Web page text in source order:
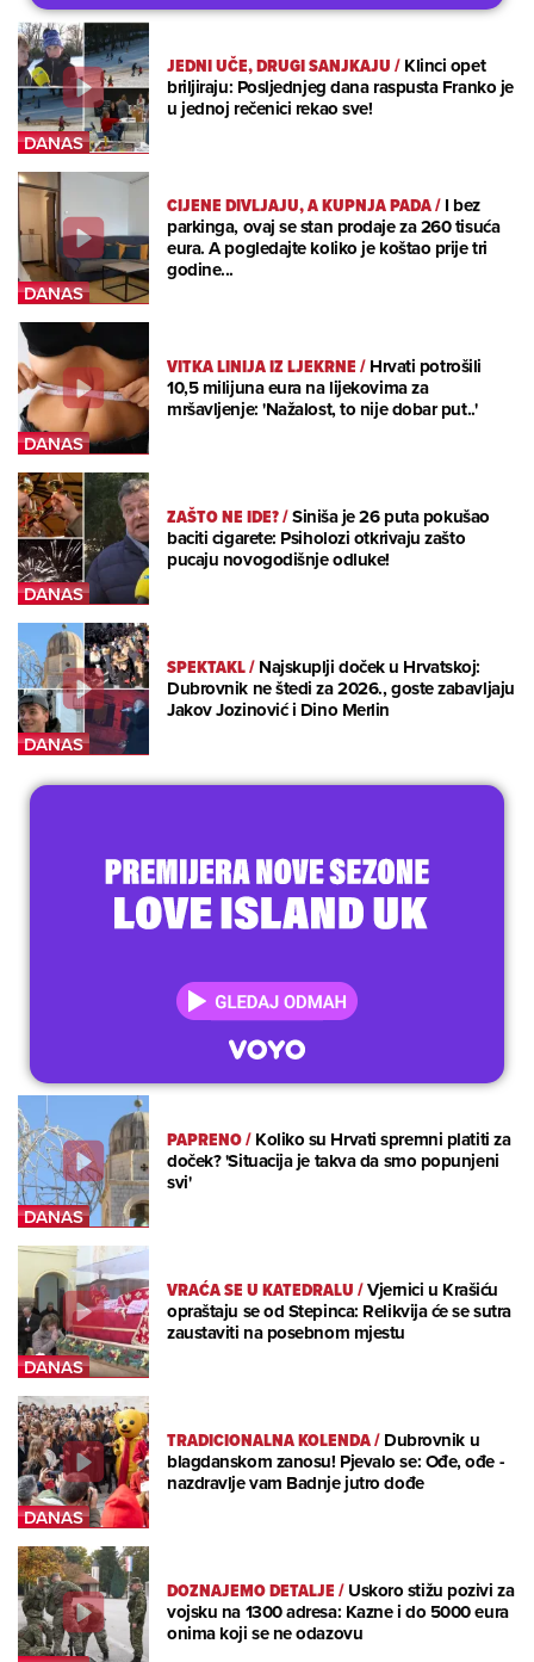
JEDNI UČE, DRUGI SANJKAJU/Klinci opet
briljiraju: Posljednjeg dana raspusta Franko je
u jednoj rečenici rekao sve!
CIJENE DIVLJAJU, A KUPNJA PADA/I bez
parkinga, ovaj se stan prodaje za 260 tisuća
eura. A pogledajte koliko je koštao prije tri
godine...
VITKA LINIJA IZ LJEKRNE/Hrvati potrošili
10,5 milijuna eura na lijekovima za
mršavljenje: 'Nažalost, to nije dobar put..'
ZAŠTO NE IDE?/Siniša je 26 puta pokušao
baciti cigarete: Psiholozi otkrivaju zašto
pucaju novogodišnje odluke!
SPEKTAKL/Najskuplji doček u Hrvatskoj:
Dubrovnik ne štedi za 2026., goste zabavljaju
Jakov Jozinović i Dino Merlin
PAPRENO/Koliko su Hrvati spremni platiti za
doček? 'Situacija je takva da smo popunjeni
svi'
VRAĆA SE U KATEDRALU/Vjernici u Krašiću
opraštaju se od Stepinca: Relikvija će se sutra
zaustaviti na posebnom mjestu
TRADICIONALNA KOLENDA/Dubrovnik u
blagdanskom zanosu! Pjevalo se: Ođe, ođe -
nazdravlje vam Badnje jutro dođe
DOZNAJEMO DETALJE/Uskoro stižu pozivi za
vojsku na 1300 adresa: Kazne i do 5000 eura
onima koji se ne odazovu